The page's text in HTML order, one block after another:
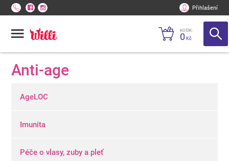
Přihlašení
KOŠÍK:
0 Kč
Anti-age
AgeLOC
Imunita
Péče o vlasy, zuby a pleť